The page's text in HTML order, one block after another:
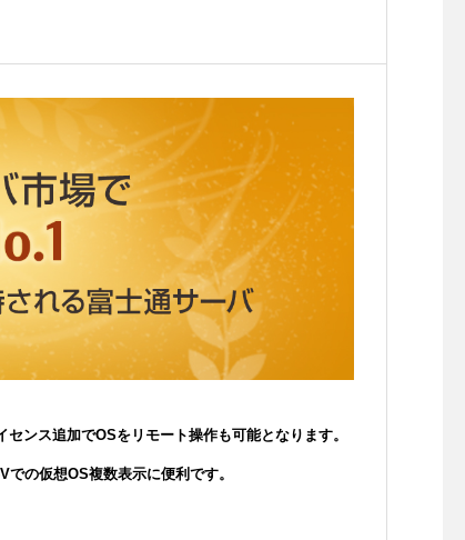
ンス追加でOSをリモート操作も可能となります。
の仮想OS複数表示に便利です。